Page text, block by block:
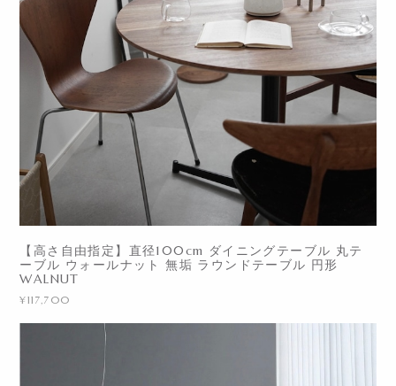
【高さ自由指定】直径100cm ダイニングテーブル 丸テ
ーブル ウォールナット 無垢 ラウンドテーブル 円形
WALNUT
¥117,700